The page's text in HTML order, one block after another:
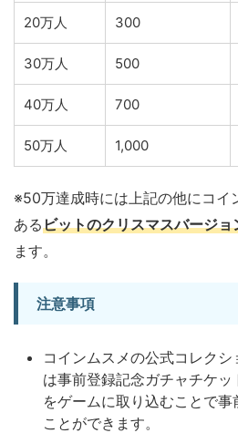
20万人 300
30万人 500
40万人 700
50万人 1,000
※50万達成時には上記の他にコイ
あるビットのクリスマスバージョ
ます。
注意事項
コインムスメの公式コレク
は事前登録記念ガチャチケ
をゲームに取り込むことで
ことができます。